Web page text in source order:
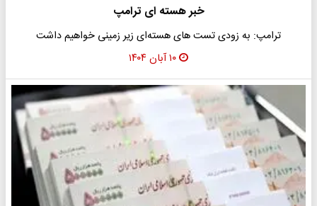
خبر هسته ای ترامپ
ترامپ: به زودی تست های هسته‌ای زیر زمینی خواهیم داشت
۱۰ آبان ۱۴۰۴